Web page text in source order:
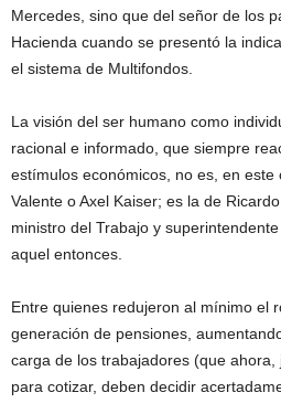
Mercedes, sino que del señor de los
Hacienda cuando se presentó la
el sistema de Multifondos.
La visión del ser humano como
racional e informado, que siempre
estímulos económicos, no es, en este
Valente o Axel Kaiser; es la de
ministro del Trabajo y
aquel entonces.
Entre quienes redujeron al mínimo el
generación de pensiones,
carga de los trabajadores (que
para cotizar, deben decidir